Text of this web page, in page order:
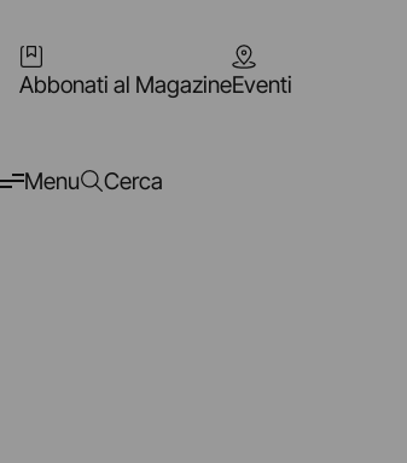
Abbonati al MagazineEventi
Menu Cerca